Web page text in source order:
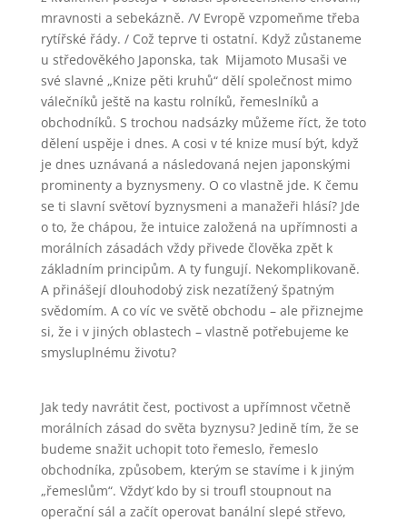
mravnosti a sebekázně. /V Evropě vzpomeňme třeba
rytířské řády. / Což teprve ti ostatní. Když zůstaneme
u středověkého Japonska, tak Mijamoto Musaši ve
své slavné „Knize pěti kruhů“ dělí společnost mimo
válečníků ještě na kastu rolníků, řemeslníků a
obchodníků. S trochou nadsázky můžeme říct, že toto
dělení uspěje i dnes. A cosi v té knize musí být, když
je dnes uznávaná a následovaná nejen japonskými
prominenty a byznysmeny. O co vlastně jde. K čemu
se ti slavní světoví byznysmeni a manažeři hlásí? Jde
o to, že chápou, že intuice založená na upřímnosti a
morálních zásadách vždy přivede člověka zpět k
základním principům. A ty fungují. Nekomplikovaně.
A přinášejí dlouhodobý zisk nezatížený špatným
svědomím. A co víc ve světě obchodu – ale přiznejme
si, že i v jiných oblastech – vlastně potřebujeme ke
smysluplnému životu?
Jak tedy navrátit čest, poctivost a upřímnost včetně
morálních zásad do světa byznysu? Jedině tím, že se
budeme snažit uchopit toto řemeslo, řemeslo
obchodníka, způsobem, kterým se stavíme i k jiným
„řemeslům“. Vždyť kdo by si troufl stoupnout na
operační sál a začít operovat banální slepé střevo,